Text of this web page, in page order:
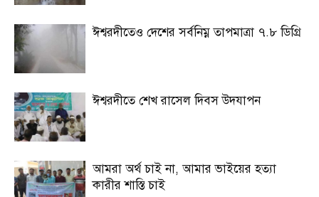
ঈশ্বরদীতেও দেশের সর্বনিম্ন তাপমাত্রা ৭.৮ ডিগ্রি
ঈশ্বরদীতে শেখ রাসেল দিবস উদযাপন
আমরা অর্থ চাই না, আমার ভাইয়ের হত্যা
কারীর শাস্তি চাই